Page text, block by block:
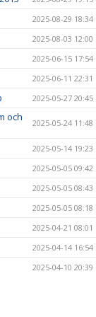
2025-08-29 18:34
2025-08-03 12:00
2025-06-15 17:54
2025-06-11 22:31
2025-05-27 20:45
och
2025-05-24 11:48
2025-05-14 19:23
2025-05-05 09:42
2025-05-05 08:43
2025-05-05 08:18
2025-04-21 08:01
2025-04-14 16:54
2025-04-10 20:39